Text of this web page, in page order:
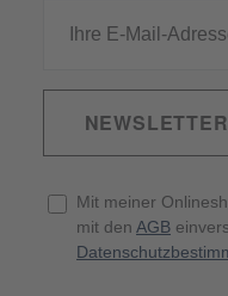
Mit meiner
mit den AGB